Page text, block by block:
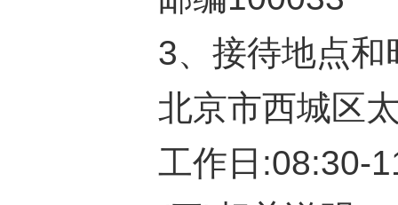
3、 接待地点和
北京市西城区
工作日:08:30-